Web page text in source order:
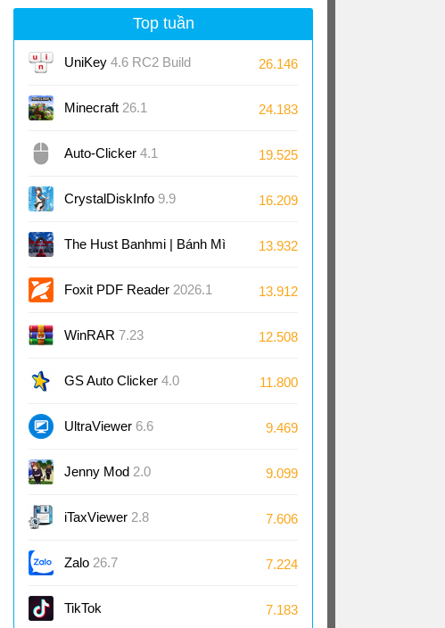
Top tuần
UniKey 4.6 RC2 Build
230919
26.146
Minecraft 26.1 24.183
Auto-Clicker 4.1 19.525
CrystalDiskInfo 9.9 16.209
The Hust Banhmi | Bánh Mì
Bách Khoa
13.932
Foxit PDF Reader 2026.1 13.912
WinRAR 7.23 12.508
GS Auto Clicker 4.0 11.800
UltraViewer 6.6 9.469
Jenny Mod 2.0 9.099
iTaxViewer 2.8 7.606
Zalo 26.7 7.224
TikTok 7.183